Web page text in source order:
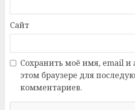
Сайт
Сохранить моё имя, email и
этом браузере для
комментариев.